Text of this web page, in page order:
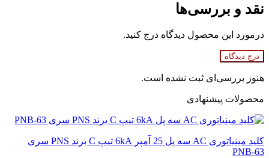
نقد و بررسی‌ها
درمورد این محصول دیدگاه درج کنید.
درج دیدگاه
هنوز بررسی‌ای ثبت نشده است.
محصولات پیشنهادی
کلید مینیاتوری AC سه پل 25 آمپر 6kA تیپ C برند PNS سری
PNB-63